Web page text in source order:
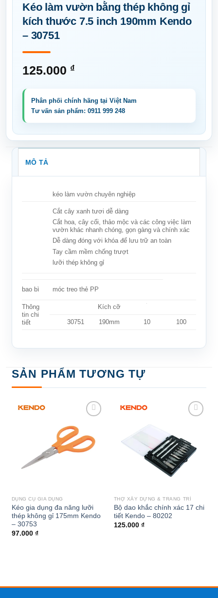
Kéo làm vườn bằng thép không gỉ
kích thước 7.5 inch 190mm Kendo
– 30751
125.000 ₫
MÔ TẢ
kéo làm vườn chuyên nghiệp
Cắt cây xanh tươi dễ dàng
Cắt hoa, cây cối, thảo mộc và các công việc làm
vườn khác nhanh chóng, gọn gàng và chính xác
Dễ dàng đóng với khóa để lưu trữ an toàn
Tay cầm mềm chống trượt
lưỡi thép không gỉ
bao bì móc treo thẻ PP
Thông
tin chi
tiết
Kích cỡ
30751 190mm 10 100
SẢN PHẨM TƯƠNG TỰ
DỤNG CỤ GIA DỤNG
Kéo gia dụng đa năng lưỡi
thép không gỉ 175mm Kendo
– 30753
97.000 ₫
THỢ XÂY DỰNG & TRANG TRÍ
Bộ dao khắc chính xác 17 chi
tiết Kendo – 80202
125.000 ₫